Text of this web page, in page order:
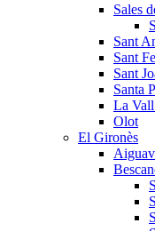
Sales
Sant
Sant
Sant
Santa
La
Olot
El Gironès